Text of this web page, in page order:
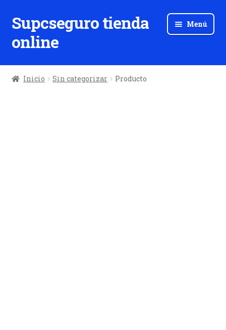
Ir
a
la
Ir
al
contenido
Supcseguro tienda
online
Menú
Inicio Sin categorizar Producto